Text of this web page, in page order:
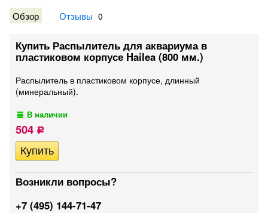
Обзор Отзывы 0
Купить Распылитель для аквариума в
пластиковом корпусе Hailea (800 мм.)
Распылитель в пластиковом корпусе, длинный
(минеральный).
В наличии
504 Р
Возникли вопросы?
+7 (495) 144-71-47